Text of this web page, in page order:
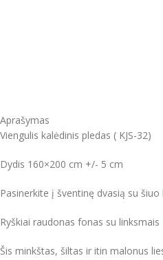
Aprašymas
Viengulis kalėdinis pledas ( KJS-32)
Dydis 160×200 cm +/- 5 cm
Pasinerkite į šventinę dvasią su
Ryškiai raudonas fonas su
Šis minkštas, šiltas ir itin malonus